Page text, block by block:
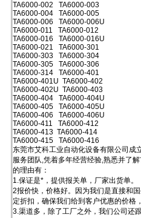
TA6000-002 TA6000-003
TA6000-004 TA6000-005
TA6000-006 TA6000-006U
TA6000-011 TA6000-012
TA6000-016 TA6000-016U
TA6000-021 TA6000-301
TA6000-303 TA6000-304
TA6000-305 TA6000-306
TA6000-314 TA6000-401
TA6000-401U TA6000-402
TA6000-402U TA6000-403
TA6000-404 TA6000-404U
TA6000-405 TA6000-405U
TA6000-406 TA6000-406U
TA6000-411 TA6000-412
TA6000-413 TA6000-414
TA6000-415 TA6000-416
东莞市艾科工业自动化设备有限公司成
服务团队,凭着多年经营经验,熟悉并了
的理由有：
1.保证是*，提供报关单，厂家出货单。
2报价快，价格好。因为我们是直接和
定折扣，确保我们给到客户优惠的价格
3.渠道多，除了工厂之外，我们公司还